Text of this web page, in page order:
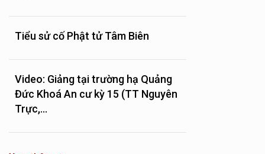
Tiểu sử cố Phật tử Tâm Biên
Video: Giảng tại trường hạ Quảng
Đức Khoá An cư kỳ 15 (TT Nguyên
Trực,...